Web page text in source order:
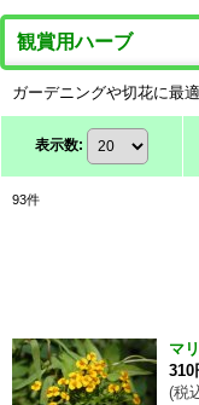
観賞用ハーブ
ガーデニングや切花に最
表示数:
93件
マ
310
(税